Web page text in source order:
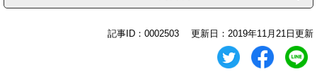
記事ID：0002503 更新日：2019年11月21日更新